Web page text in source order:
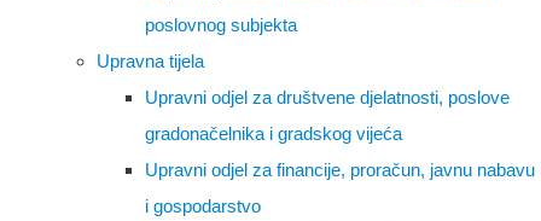
poslovnog subjekta
Upravna tijela
Upravni odjel za društvene djelatnosti, poslove
gradonačelnika i gradskog vijeća
Upravni odjel za financije, proračun, javnu nabavu
i gospodarstvo